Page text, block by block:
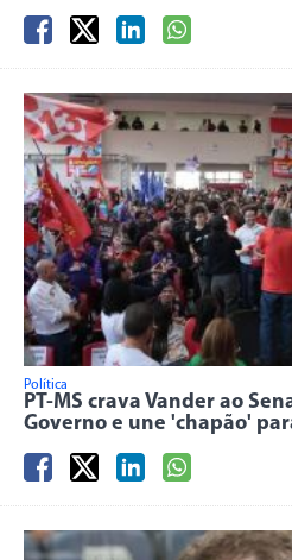
Política
PT-MS crava Vander ao
Governo e une 'chapão'